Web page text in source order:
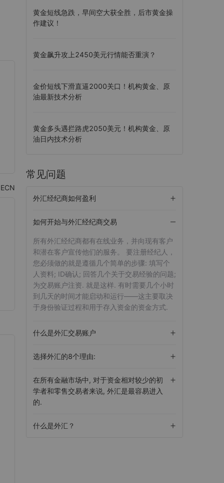
ECN
黄金短线急跌，早间空大获全胜，后市黄金操
作建议！
黄金飙升攻上2450美元行情能否重演？
金价短线下滑直逼2000关口！机构黄金、原
油最新技术分析
黄金多头遇拦路虎2050美元！机构黄金、原
油日内技术分析
常见问题
外汇经纪商如何盈利
如何开始与外汇经纪商交易
所有外汇经纪商都有在线业务，并向现有客户
和潜在客户宣传他们的服务。 要注册经纪人，
您必须做的就是遵循几个简单的步骤: 填写个
人资料; ID确认; 回答几个关于交易经验的问题;
为交易账户注资. 就是这样. 有时需要几个小时
到几天的时间才能启动和运行——这主要取决
于身份验证过程和用于存入资金的资金方式.
什么是外汇交易账户
选择外汇的8个理由:
在所有金融市场中, 对于资金相对较少的初
学者和零售交易者来说, 外汇是最容易进入
的.
什么是外汇？